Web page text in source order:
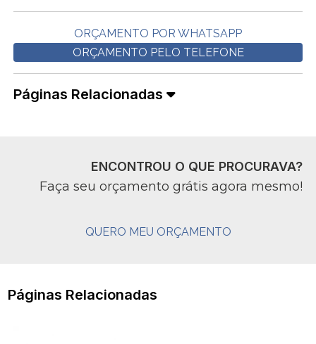
ORÇAMENTO POR WHATSAPP
ORÇAMENTO PELO TELEFONE
Páginas Relacionadas
ENCONTROU O QUE PROCURAVA?
Faça seu orçamento grátis agora mesmo!
QUERO MEU ORÇAMENTO
Páginas Relacionadas